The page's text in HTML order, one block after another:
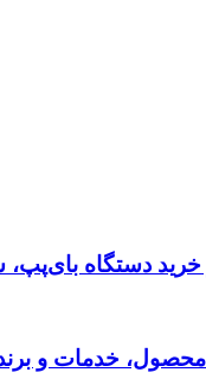
خرید دستگاه
محصول، خدمات و